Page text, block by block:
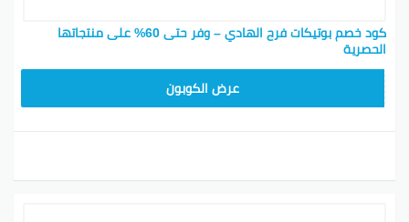
كود خصم بوتيكات فرح الهادي – وفر حتى 60% على منتجاتها
الحصرية
عرض الكوبون